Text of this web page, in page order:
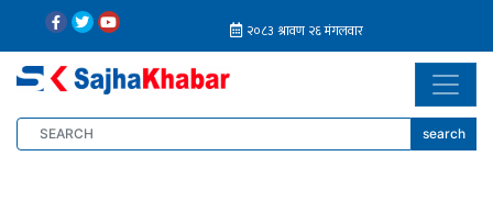
search